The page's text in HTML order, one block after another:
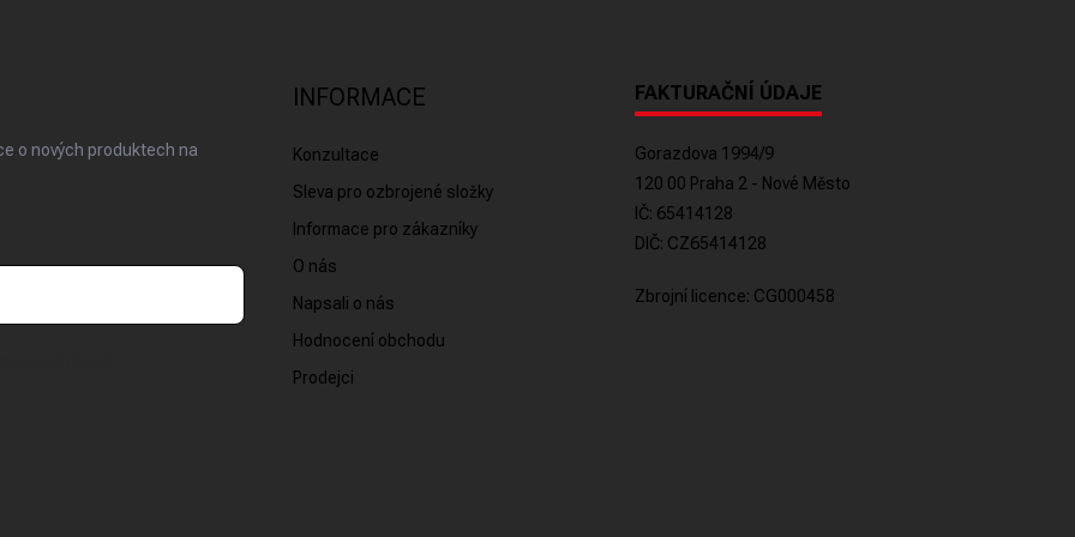
o nových produktech na
INFORMACE
Konzultace
Sleva pro ozbrojené složky
Informace pro zákazníky
O nás
Napsali o nás
Hodnocení obchodu
Prodejci
FAKTURAČNÍ ÚDAJE
Gorazdova 1994/9
120 00 Praha 2 - Nové Město
IČ: 65414128
DIČ: CZ65414128
Zbrojní licence: CG000458